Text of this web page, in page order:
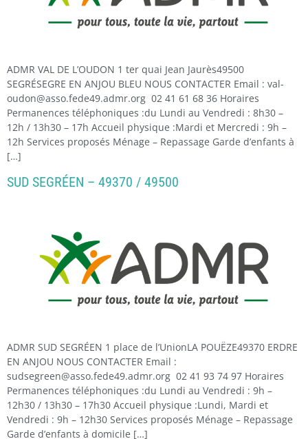
ADMR VAL DE L’OUDON 1 ter quai Jean Jaurès49500
SEGRÉSEGRE EN ANJOU BLEU NOUS CONTACTER Email : val-
oudon@asso.fede49.admr.org 02 41 61 68 36 Horaires
Permanences téléphoniques :du Lundi au Vendredi : 8h30 –
12h / 13h30 – 17h Accueil physique :Mardi et Mercredi : 9h –
12h Services proposés Ménage – Repassage Garde d’enfants à
[…]
SUD SEGRÉEN – 49370 / 49500
ADMR SUD SEGRÉEN 1 place de l’UnionLA POUËZE49370 ERDRE
EN ANJOU NOUS CONTACTER Email :
sudsegreen@asso.fede49.admr.org 02 41 93 74 97 Horaires
Permanences téléphoniques :du Lundi au Vendredi : 9h –
12h30 / 13h30 – 17h30 Accueil physique :Lundi, Mardi et
Vendredi : 9h – 12h30 Services proposés Ménage – Repassage
Garde d’enfants à domicile […]